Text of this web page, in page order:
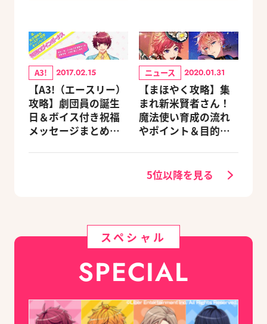
A3! 2017.02.15
【A3!（エースリー）
攻略】劇団員の誕生
日＆ボイス付き祝福
メッセージまとめ
ニュース 2020.01.31
【まほやく攻略】集
まれ新米賢者さん！
魔法使い育成の流れ
やポイント＆目的別
新》
5位以降を見る
スペシャル
SPECIAL